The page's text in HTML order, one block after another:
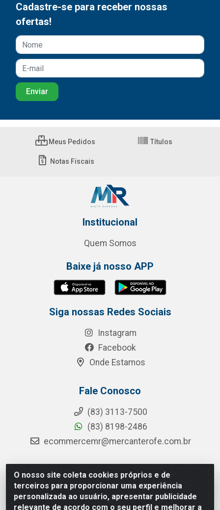
O nosso site coleta cookies próprios e de
terceiros para proporcionar uma experiência
personalizada ao usuário, apresentar publicidade
relevante de acordo com o seu perfil e melhorar a
Cadastre-se para receber nossas
ofertas!
Meus Pedidos Títulos
Notas Fiscais
Institucional
Quem Somos
Baixe já nosso APP
Siga nossas Redes Sociais
Instagram
Facebook
Onde Estamos
Fale Conosco
(83) 3113-7500
(83) 8198-2486
ecommercemr@mercanterofe.com.br
MR Distribuidora - Rua Hortêncio Ribeiro de Luna, 3777 -
Distrito Industrial, João Pessoa/PB - CEP 58081-400 -
CNPJ 35.428.312/0001-85